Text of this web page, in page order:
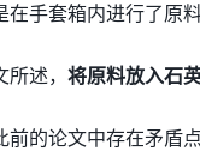
手套箱内进行了原
述， 将原料放入石
的论文中存在矛盾